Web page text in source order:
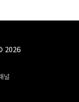
2026
널